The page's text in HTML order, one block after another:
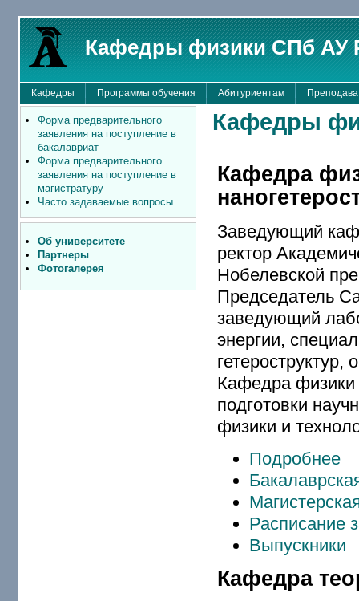
Кафедры физики СПб АУ
Кафедры Программы обучения Абитуриентам
Форма предварительного
заявления на поступление в
бакалавриат
Форма предварительного
заявления на поступление в
магистратуру
Часто задаваемые вопросы
Об университете
Партнеры
Фотогалерея
Кафедры
Кафедра
Заведующий
ректор
Нобелевской
Председатель
заведующий
энергии,
гетероструктур,
Кафедра физики
подготовки
физики и
Подробнее
Расписание
Выпускники
Кафедра